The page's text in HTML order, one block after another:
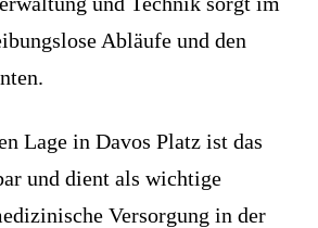
Abläufe und den
Lage in Davos Platz ist das
und dient als wichtige
Versorgung in der